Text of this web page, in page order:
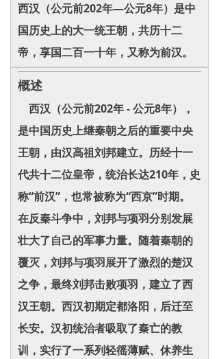
西汉（公元前202年—公元8年）是中
国历史上的大一统王朝，共历十二
帝，享国二百一十年，又称为前汉。
概述
西汉（公元前202年 - 公元8年），
是中国历史上继秦朝之后的重要中央
王朝，由汉高祖刘邦建立。历经十一
代共十二位皇帝，统治长达210年，史
称“前汉”，也常被称为“西京”时期。
在反秦斗争中，刘邦与项羽分别发展
壮大了自己的军事力量。随着秦朝的
覆灭，刘邦与项羽展开了激烈的楚汉
之争，最终刘邦击败项羽，建立了西
汉王朝。西汉初期定都洛阳，后迁至
长安。汉初统治者吸取了秦亡的教
训，实行了一系列轻徭薄赋、休养生